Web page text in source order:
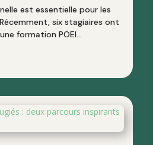
est essentielle pour les
six stagiaires ont
formation POEI...